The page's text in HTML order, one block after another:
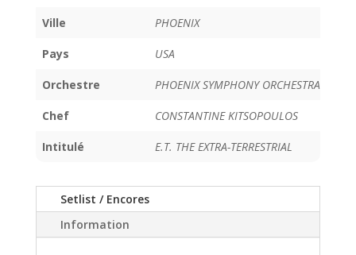
Ville PHOENIX
Pays USA
Orchestre PHOENIX SYMPHONY ORCHESTRA
Chef CONSTANTINE KITSOPOULOS
Intitulé E.T. THE EXTRA-TERRESTRIAL
Setlist / Encores
Information